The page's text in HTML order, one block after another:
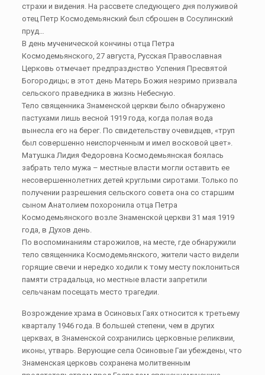
страхи и видения. На рассвете следующего дня полуживой
отец Петр Космодемьянский был сброшен в Сосулинский
пруд…
В день мученической кончины отца Петра
Космодемьянского, 27 августа, Русская Православная
Церковь отмечает предпразднство Успения Пресвятой
Богородицы; в этот день Матерь Божия незримо призвала
сельского праведника в жизнь Небесную.
Тело священника Знаменской церкви было обнаружено
пастухами лишь весной 1919 года, когда полая вода
вынесла его на берег. По свидетельству очевидцев, «труп
был совершенно неиспорченным и имел восковой цвет».
Матушка Лидия Федоровна Космодемьянская боялась
забрать тело мужа – местные власти могли оставить ее
несовершеннолетних детей круглыми сиротами. Только по
получении разрешения сельского совета она со старшим
сыном Анатолием похоронила отца Петра
Космодемьянского возле Знаменской церкви 31 мая 1919
года, в Духов день.
По воспоминаниям старожилов, на месте, где обнаружили
тело священника Космодемьянского, жители часто видели
горящие свечи и нередко ходили к тому месту поклониться
памяти страдальца, но местные власти запретили
сельчанам посещать место трагедии.
Возрождение храма в Осиновых Гаях относится к третьему
кварталу 1946 года. В большей степени, чем в других
церквах, в Знаменской сохранились церковные реликвии,
иконы, утварь. Верующие села Осиновые Гаи убеждены, что
Знаменская церковь сохранена молитвенным